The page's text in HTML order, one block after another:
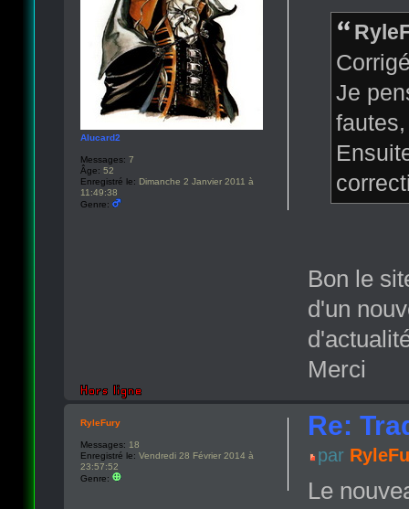
Je
Bon le
d'un
Merci
Alucard2
Messages: 7
Âge: 52
Enregistré le: Dimanche 2 Janvier 2011 à
11:49:38
Genre:
Re:
par
Le
RyleFury
Messages: 18
Enregistré le: Vendredi 28 Février 2014 à
23:57:52
Genre: